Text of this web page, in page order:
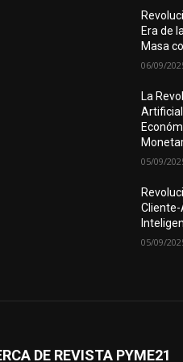
Era de
Masa
06/09/
La
05/09/
05/09/
DE REVISTA PYME21